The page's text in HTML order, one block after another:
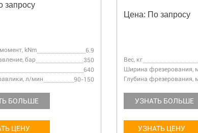
запросу
kNm
6.9
бар
350
640
л/мин
90-150
БОЛЬШЕ
ЦЕНУ
Цена: По запросу
Вес, кг
Ширина фрезерования,
Глубина фрезерования,
УЗНАТЬ БОЛЬШЕ
УЗНАТЬ ЦЕНУ